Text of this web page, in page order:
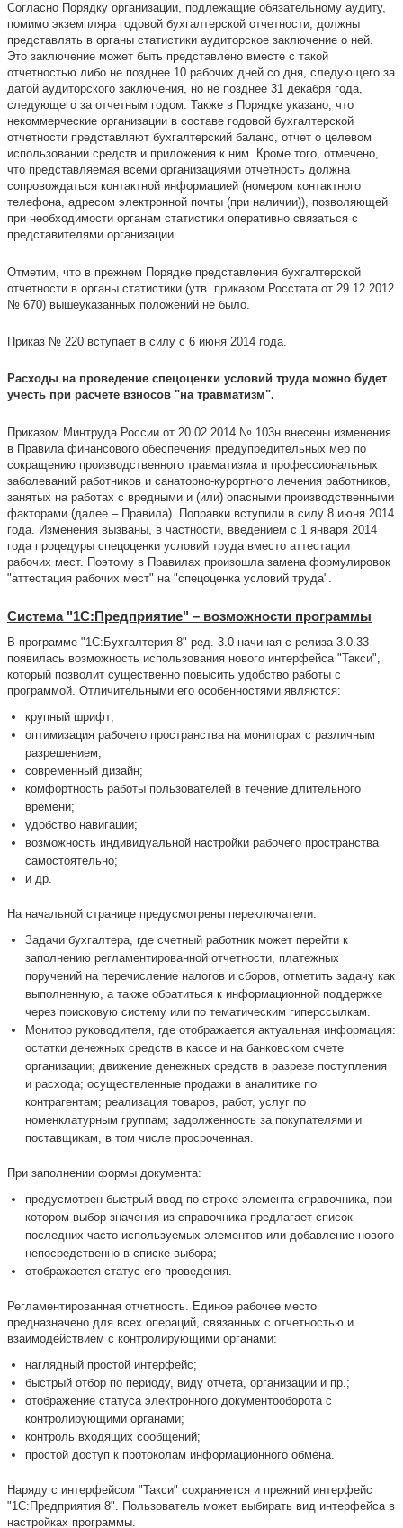
Согласно Порядку организации, подлежащие обязательному аудиту,
помимо экземпляра годовой бухгалтерской отчетности, должны
представлять в органы статистики аудиторское заключение о ней.
Это заключение может быть представлено вместе с такой
отчетностью либо не позднее 10 рабочих дней со дня, следующего за
датой аудиторского заключения, но не позднее 31 декабря года,
следующего за отчетным годом. Также в Порядке указано, что
некоммерческие организации в составе годовой бухгалтерской
отчетности представляют бухгалтерский баланс, отчет о целевом
использовании средств и приложения к ним. Кроме того, отмечено,
что представляемая всеми организациями отчетность должна
сопровождаться контактной информацией (номером контактного
телефона, адресом электронной почты (при наличии)), позволяющей
при необходимости органам статистики оперативно связаться с
представителями организации.
Отметим, что в прежнем Порядке представления бухгалтерской
отчетности в органы статистики (утв. приказом Росстата от 29.12.2012
№ 670) вышеуказанных положений не было.
Приказ № 220 вступает в силу с 6 июня 2014 года.
Расходы на проведение спецоценки условий труда можно будет
учесть при расчете взносов "на травматизм".
Приказом Минтруда России от 20.02.2014 № 103н внесены изменения
в Правила финансового обеспечения предупредительных мер по
сокращению производственного травматизма и профессиональных
заболеваний работников и санаторно-курортного лечения работников,
занятых на работах с вредными и (или) опасными производственными
факторами (далее – Правила). Поправки вступили в силу 8 июня 2014
года. Изменения вызваны, в частности, введением с 1 января 2014
года процедуры спецоценки условий труда вместо аттестации
рабочих мест. Поэтому в Правилах произошла замена формулировок
"аттестация рабочих мест" на "спецоценка условий труда".
Система "1С:Предприятие" – возможности программы
В программе "1С:Бухгалтерия 8" ред. 3.0 начиная с релиза 3.0.33
появилась возможность использования нового интерфейса "Такси",
который позволит существенно повысить удобство работы с
программой. Отличительными его особенностями являются:
крупный шрифт;
оптимизация рабочего пространства на мониторах с различным
разрешением;
современный дизайн;
комфортность работы пользователей в течение длительного
времени;
удобство навигации;
возможность индивидуальной настройки рабочего пространства
самостоятельно;
и др.
На начальной странице предусмотрены переключатели:
Задачи бухгалтера, где счетный работник может перейти к
заполнению регламентированной отчетности, платежных
поручений на перечисление налогов и сборов, отметить задачу как
выполненную, а также обратиться к информационной поддержке
через поисковую систему или по тематическим гиперссылкам.
Монитор руководителя, где отображается актуальная информация:
остатки денежных средств в кассе и на банковском счете
организации; движение денежных средств в разрезе поступления
и расхода; осуществленные продажи в аналитике по
контрагентам; реализация товаров, работ, услуг по
номенклатурным группам; задолженность за покупателями и
поставщикам, в том числе просроченная.
При заполнении формы документа:
предусмотрен быстрый ввод по строке элемента справочника, при
котором выбор значения из справочника предлагает список
последних часто используемых элементов или добавление нового
непосредственно в списке выбора;
отображается статус его проведения.
Регламентированная отчетность. Единое рабочее место
предназначено для всех операций, связанных с отчетностью и
взаимодействием с контролирующими органами:
наглядный простой интерфейс;
быстрый отбор по периоду, виду отчета, организации и пр.;
отображение статуса электронного документооборота с
контролирующими органами;
контроль входящих сообщений;
простой доступ к протоколам информационного обмена.
Наряду с интерфейсом "Такси" сохраняется и прежний интерфейс
"1С:Предприятия 8". Пользователь может выбирать вид интерфейса в
настройках программы.